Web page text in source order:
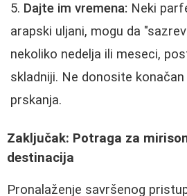
Dajte im vremena: Neki
arapski uljani, mogu da
nekoliko nedelja ili meseci,
skladniji. Ne donosite
prskanja.
Zaključak: Potraga za
destinacija
Pronalaženje savršenog